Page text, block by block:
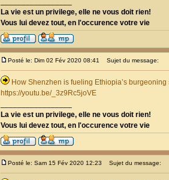
La vie est un privilege, elle ne vous doit rien!
Vous lui devez tout, en l'occurence votre vie
Posté le: Dim 02 Fév 2020 08:41 Sujet du message:
How Shenzhen is fueling Ethiopia’s burgeoning
https://youtu.be/_3z9Rc5joVE
La vie est un privilege, elle ne vous doit rien!
Vous lui devez tout, en l'occurence votre vie
Posté le: Sam 15 Fév 2020 12:23 Sujet du message: